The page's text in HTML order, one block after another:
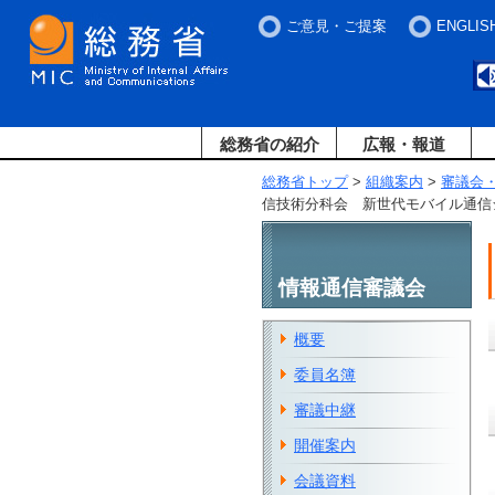
ご意見・ご提案
総務省の紹介 広報・報道
総務省トップ> 組織案内 > 審議会
信技術分科会 新世代モバイル通信
情報通信審議会
概要
委員名簿
審議中継
開催案内
会議資料